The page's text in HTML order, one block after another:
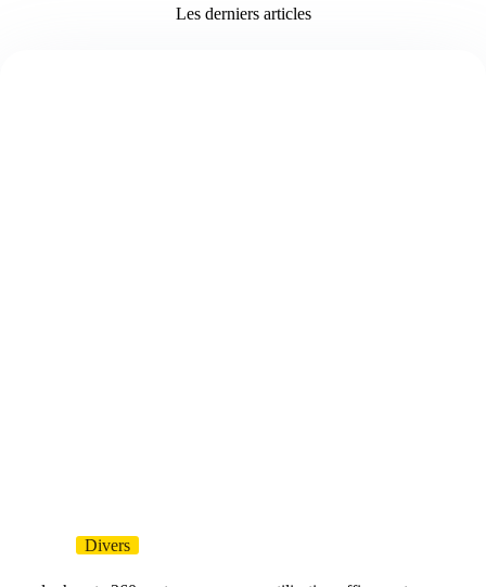
Les derniers articles
Divers